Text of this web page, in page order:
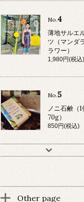
No.4
薄地サルエ
ツ（マンダ
ラワー）
1,980円(税込)
No.5
ノニ石鹸（
70g）
850円(税込)
Other page